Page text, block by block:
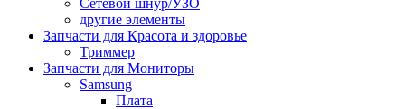
Сетевой шнур/УЗО
другие элементы
Запчасти для Красота и здоровье
Триммер
Запчасти для Мониторы
Samsung
Плата